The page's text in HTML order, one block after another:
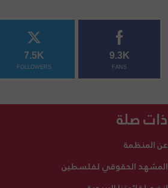
9.3K
FANS
7.5K
FOLLOWERS
ذات صلة
عن المنظمة
المشهد الحقوقي لفلسطين